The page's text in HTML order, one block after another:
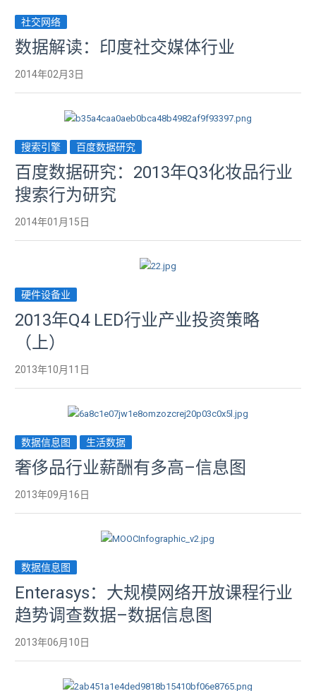
社交网络
数据解读：印度社交媒体行业
2014年02月3日
搜索引擎 百度数据研究
百度数据研究：2013年Q3化妆品行业
搜索行为研究
2014年01月15日
硬件设备业
2013年Q4 LED行业产业投资策略
（上）
2013年10月11日
数据信息图 生活数据
奢侈品行业薪酬有多高–信息图
2013年09月16日
数据信息图
Enterasys：大规模网络开放课程行业
趋势调查数据–数据信息图
2013年06月10日